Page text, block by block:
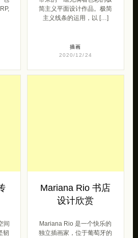
简主义平面设计作品。极简
主义线条的运用，以 […]
插画
2020/12/24
间
韧
Mariana Rio 书店
设计欣赏
Mariana Rio 是一个快乐的
独立插画家，位于葡萄牙的